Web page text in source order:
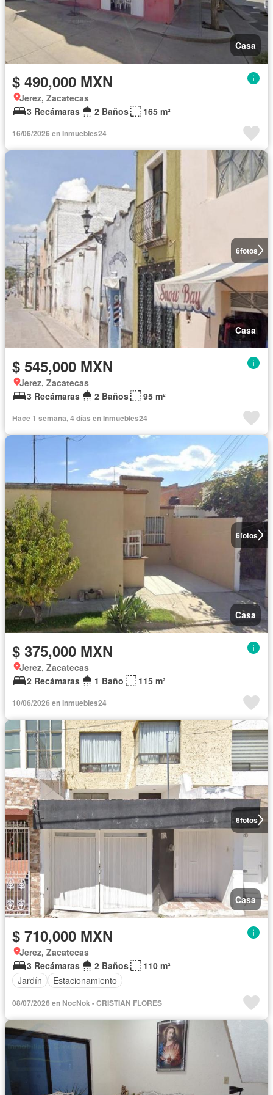
Casa
$ 490,000 MXN
Jerez, Zacatecas
3 Recámaras
2 Baños 165 m²
16/06/2026 en Inmuebles24
6fotos
Casa
$ 545,000 MXN
Jerez, Zacatecas
3 Recámaras
2 Baños 95 m²
Hace 1 semana, 4 días en Inmuebles24
6fotos
Casa
$ 375,000 MXN
Jerez, Zacatecas
2 Recámaras
1 Baño 115 m²
10/06/2026 en Inmuebles24
6fotos
Casa
$ 710,000 MXN
Jerez, Zacatecas
3 Recámaras
2 Baños
110 m²
Jardín
Estacionamiento
08/07/2026 en NocNok - CRISTIAN FLORES